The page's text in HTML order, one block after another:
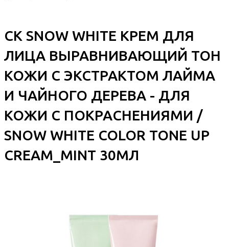
СК SNOW WHITE КРЕМ ДЛЯ
ЛИЦА ВЫРАВНИВАЮЩИЙ ТОН
КОЖИ С ЭКСТРАКТОМ ЛАЙМА
И ЧАЙНОГО ДЕРЕВА - ДЛЯ
КОЖИ С ПОКРАСНЕНИЯМИ /
SNOW WHITE COLOR TONE UP
CREAM_MINT 30МЛ